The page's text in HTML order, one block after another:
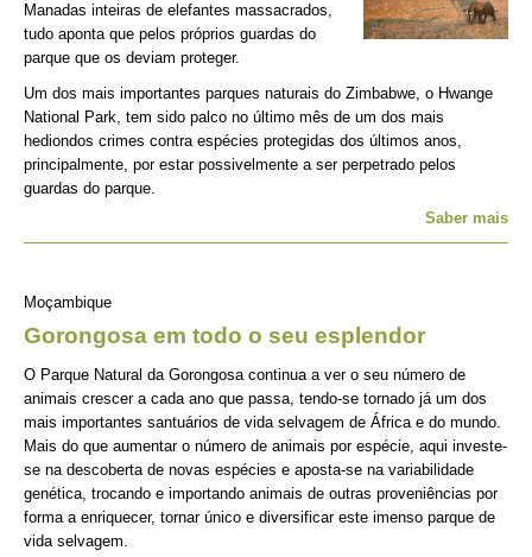
Manadas inteiras de elefantes massacrados,
tudo aponta que pelos próprios guardas do
parque que os deviam proteger.
Um dos mais importantes parques naturais do Zimbabwe, o Hwange
National Park, tem sido palco no último mês de um dos mais
hediondos crimes contra espécies protegidas dos últimos anos,
principalmente, por estar possivelmente a ser perpetrado pelos
guardas do parque.
Saber mais
Moçambique
Gorongosa em todo o seu esplendor
O Parque Natural da Gorongosa continua a ver o seu número de
animais crescer a cada ano que passa, tendo-se tornado já um dos
mais importantes santuários de vida selvagem de África e do mundo.
Mais do que aumentar o número de animais por espécie, aqui investe-
se na descoberta de novas espécies e aposta-se na variabilidade
genética, trocando e importando animais de outras proveniências por
forma a enriquecer, tornar único e diversificar este imenso parque de
vida selvagem.